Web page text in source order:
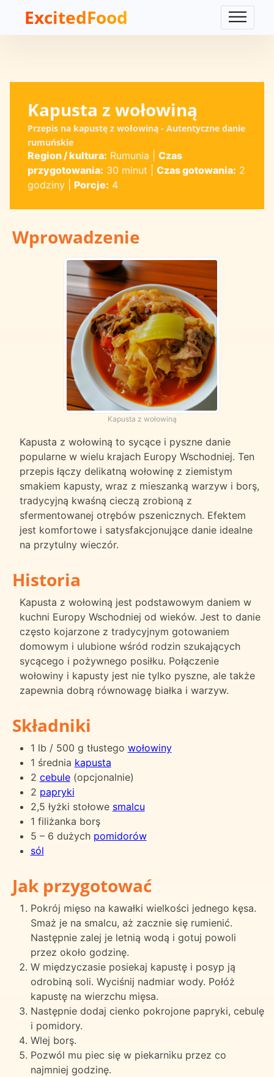
ExcitedFood
Kapusta z wołowiną
Przepis na kapustę z wołowiną - Autentyczne danie
rumuńskie
Region / kultura: Rumunia
Czas
przygotowania: 30 minut Czas gotowania: 2
godziny| Porcje: 4
Wprowadzenie
Kapusta z wołowiną
Kapusta z wołowiną to sycące i pyszne danie
popularne w wielu krajach Europy Wschodniej. Ten
przepis łączy delikatną wołowinę z ziemistym
smakiem kapusty, wraz z mieszanką warzyw i borş,
tradycyjną kwaśną cieczą zrobioną z
sfermentowanej otrębów pszenicznych. Efektem
jest komfortowe i satysfakcjonujące danie idealne
na przytulny wieczór.
Historia
Kapusta z wołowiną jest podstawowym daniem w
kuchni Europy Wschodniej od wieków. Jest to danie
często kojarzone z tradycyjnym gotowaniem
domowym i ulubione wśród rodzin szukających
sycącego i pożywnego posiłku. Połączenie
wołowiny i kapusty jest nie tylko pyszne, ale także
zapewnia dobrą równowagę białka i warzyw.
Składniki
1 lb / 500 g tłustego wołowiny
1 średnia kapusta
2 cebule(opcjonalnie)
2 papryki
2,5 łyżki stołowe smalcu
1 filiżanka borş
5 – 6 dużych pomidorów
sól
Jak przygotować
Pokrój mięso na kawałki wielkości jednego kęsa.
Smaż je na smalcu, aż zacznie się rumienić.
Następnie zalej je letnią wodą i gotuj powoli
przez około godzinę.
W międzyczasie posiekaj kapustę i posyp ją
odrobiną soli. Wyciśnij nadmiar wody. Połóż
kapustę na wierzchu mięsa.
Następnie dodaj cienko pokrojone papryki, cebulę
i pomidory.
Wlej borş.
Pozwól mu piec się w piekarniku przez co
najmniej godzinę.